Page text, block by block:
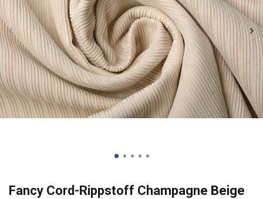
Fancy Cord-Rippstoff Champagne Beige